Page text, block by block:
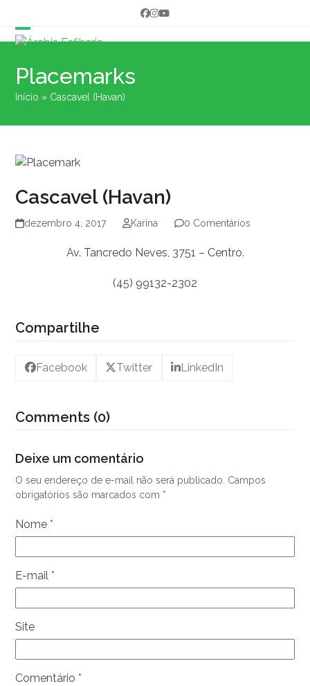
content
Facebook
Instagram
YouTube
Open
mobile
menu
Close
mobile
menu
Placemarks
Início » Cascavel (Havan)
Cascavel (Havan)
dezembro 4, 2017 Karina 0 Comentários
Av. Tancredo Neves, 3751 – Centro.
(45) 99132-2302
Compartilhe
Facebook Twitter LinkedIn
Comments (0)
Deixe um comentário
O seu endereço de e-mail não será publicado. Campos
obrigatórios são marcados com *
Nome*
E-mail*
Site
Comentário*